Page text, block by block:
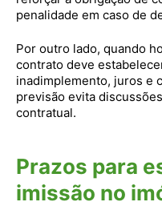
penalidade em caso de
Por outro lado, quando
contrato deve
inadimplemento, juros e
previsão evita
contratual.
Prazos para
imissão no